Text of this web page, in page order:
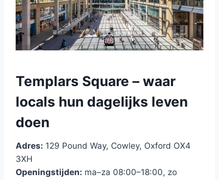
Templars Square – waar
locals hun dagelijks leven
doen
Adres: 129 Pound Way, Cowley, Oxford OX4
3XH
Openingstijden: ma–za 08:00–18:00, zo